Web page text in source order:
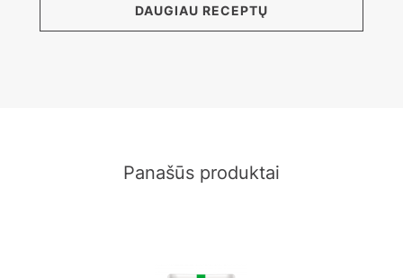
DAUGIAU RECEPTŲ
Panašūs produktai